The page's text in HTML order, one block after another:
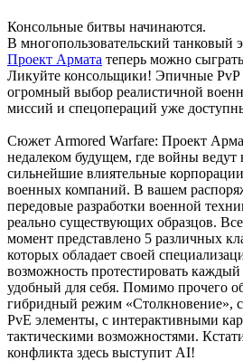
Консольные битвы начинаются.
В многопользовательский танковый
Проект Армата теперь можно
Ликуйте консольщики! Эпичные PvP
огромный выбор реалистичной
миссий и спецопераций уже
Сюжет Armored Warfare: Проект
недалеком будущем, где войны ведут
сильнейшие влиятельные
военных компаний. В вашем
передовые разработки военной
реально существующих образцов.
момент представлено 5 различных
которых обладает своей
возможность протестировать
удобный для себя. Помимо прочего
гибридный режим «Столкновение»,
PvE элементы, с интерактивными
тактическими возможностями.
конфликта здесь выступит AI!